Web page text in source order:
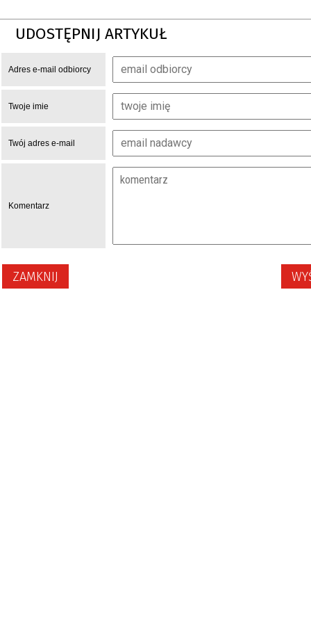
UDOSTĘPNIJ ARTYKUŁ
Adres e-mail odbiorcy
Twoje imie
Twój adres e-mail
Komentarz